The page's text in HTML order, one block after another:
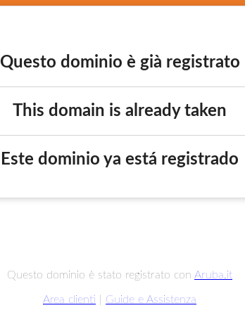
Questo dominio è già registrato
This domain is already taken
Este dominio ya está registrado
Questo dominio è stato registrato con Aruba.it
Area clienti Guide e Assistenza